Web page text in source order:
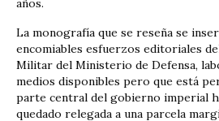
años.
La monografía que se reseña se
encomiables esfuerzos editoriales
Militar del Ministerio de Defensa,
medios disponibles pero que está
parte central del gobierno imperial
quedado relegada a una parcela